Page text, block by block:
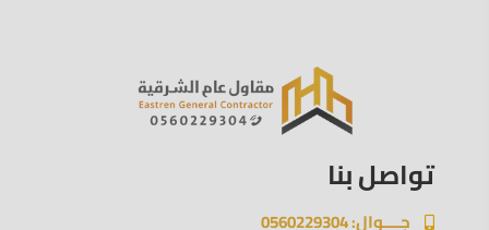
تواصل بنا
جــــوال: 0560229304